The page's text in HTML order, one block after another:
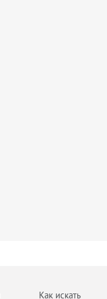
Как искать